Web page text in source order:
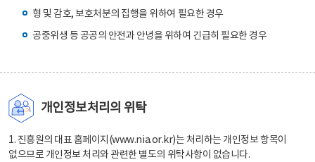
형 및 감호, 보호처분의 집행을 위하여 필요한 경우
공중위생 등 공공의 안전과 안녕을 위하여 긴급히 필요한 경우
개인정보처리의 위탁
1. 진흥원의 대표 홈페이지(www.nia.or.kr)는 처리하는 개인정보 항목이
없으므로 개인정보 처리와 관련한 별도의 위탁사항이 없습니다.